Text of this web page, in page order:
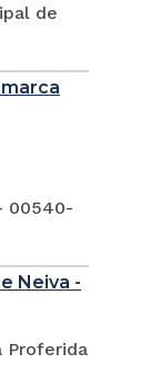
de
00540-
Neiva -
Proferida